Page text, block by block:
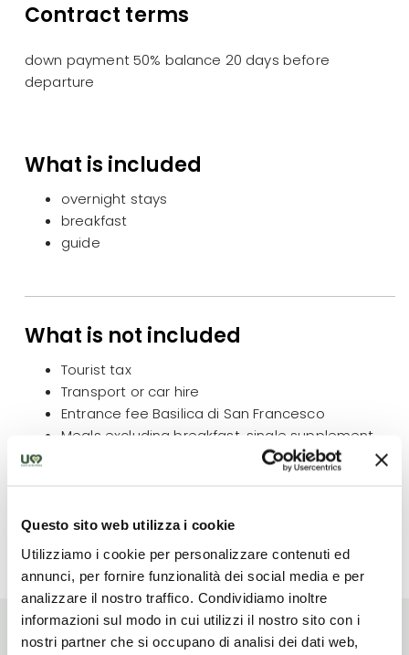
Questo sito web utilizza i cookie
Utilizziamo i cookie per personalizzare contenuti ed
annunci, per fornire funzionalità dei social media e per
analizzare il nostro traffico. Condividiamo inoltre
informazioni sul modo in cui utilizzi il nostro sito con i
nostri partner che si occupano di analisi dei dati web,
Contract terms
down payment 50% balance 20 days before
departure
What is included
overnight stays
breakfast
guide
What is not included
Tourist tax
Transport or car hire
Entrance fee Basilica di San Francesco
Meals excluding breakfast, single supplement.
Extra options:- Upgrade 4 or 5 star hotel (for